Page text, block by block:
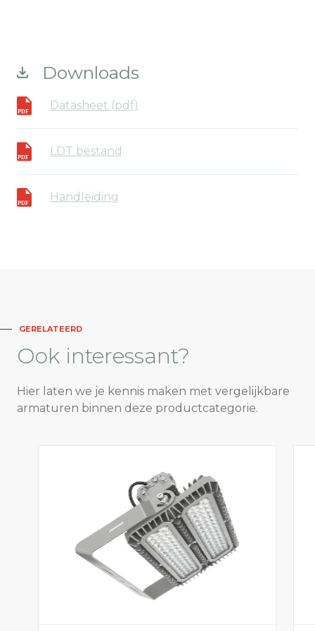
Downloads
Datasheet (pdf)
LDT bestand
Handleiding
GERELATEERD
Ook interessant?
Hier laten we je kennis maken met vergelijkbare
armaturen binnen deze productcategorie.